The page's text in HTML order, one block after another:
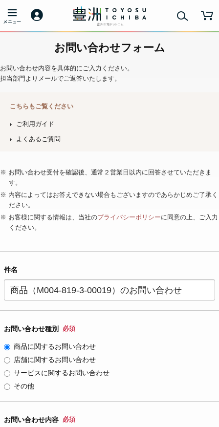
お問い合わせフォーム
お問い合わせ内容を具体的にご入力ください。
担当部門よりメールでご返答いたします。
こちらもご覧ください
ご利用ガイド
よくあるご質問
※ お問い合わせ受付を確認後、通常２営業日以内に回答させていただきま
す。
※ 内容によってはお答えできない場合もございますのであらかじめご了承く
ださい。
※ お客様に関する情報は、当社のプライバシーポリシーに同意の上、ご入力
ください。
件名
お問い合わせ種別 必須
商品に関するお問い合わせ
店舗に関するお問い合わせ
サービスに関するお問い合わせ
その他
お問い合わせ内容 必須